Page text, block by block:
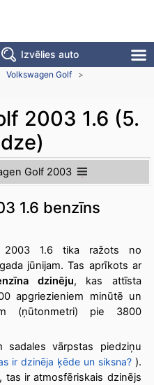
Izvēlies auto
Volkswagen Golf
>
2003 1.6 (5.
Golf 2003
1.6 benzīns
2003 1.6 tika ražots no
jūnijam. Tas aprīkots ar
dzinēju, kas attīsta
apgriezieniem minūtē un
(ņūtonmetri) pie 3800
sadales vārpstas piedziņu
ir dzinēja ķēde un siksna?).
tas ir atmosfēriskais dzinējs